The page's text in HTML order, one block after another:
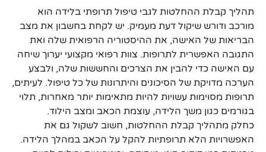
תהליך קבלת ההחלטות לגבי טיפול תרופתי בלידה הוא
מורכב ודורש שיקול דעת מעמיק. יש לקחת בחשבון את מצב
הבריאות של האישה, את ההיסטוריה הרפואית שלה ואת
התגובה האפשרית לתרופות. צוות רפואי מקצועי יערוך שיחה
עם האישה כדי להבין את הצרכים והחששות שלה, ולבצע
הערכה מדויקת של הסיכונים והיתרונות של כל טיפול. לעיתים,
תרופות מסוימות עשויות להיות מתאימות יותר מאחרות, תלוי
בגורמים כגון משך הלידה, עוצמת הכאב ומצב הילוד.
כחלק מתהליך קבלת ההחלטות, חשוב לשקול גם את
האפשרויות הלא תרופתיות להקל על הכאב במהלך הלידה.